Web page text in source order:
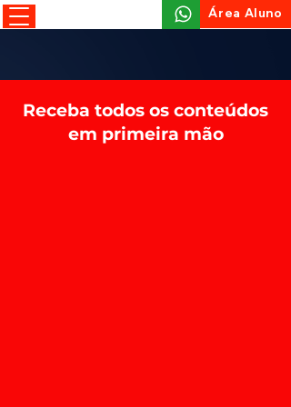
Área Aluno
Receba todos os conteúdos
em primeira mão